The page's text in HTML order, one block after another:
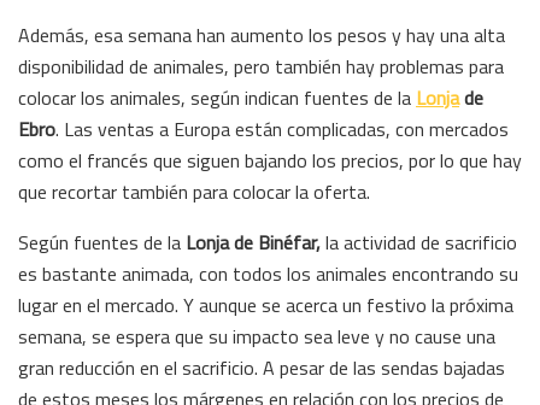
Además, esa semana han aumento los pesos y hay una alta
disponibilidad de animales, pero también hay problemas para
colocar los animales, según indican fuentes de la Lonjade
Ebro. Las ventas a Europa están complicadas, con mercados
como el francés que siguen bajando los precios, por lo que hay
que recortar también para colocar la oferta.
Según fuentes de la Lonja de Binéfar,la actividad de sacrificio
es bastante animada, con todos los animales encontrando su
lugar en el mercado. Y aunque se acerca un festivo la próxima
semana, se espera que su impacto sea leve y no cause una
gran reducción en el sacrificio. A pesar de las sendas bajadas
de estos meses los márgenes en relación con los precios de